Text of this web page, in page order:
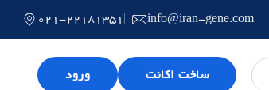
021-22181351 info@iran-gene.com
ساخت اکانت ورود